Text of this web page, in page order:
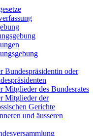
Bundespräsidentin oder
Mitglieder des Bundesrates
Mitglieder der
Gerichte
und äusseren